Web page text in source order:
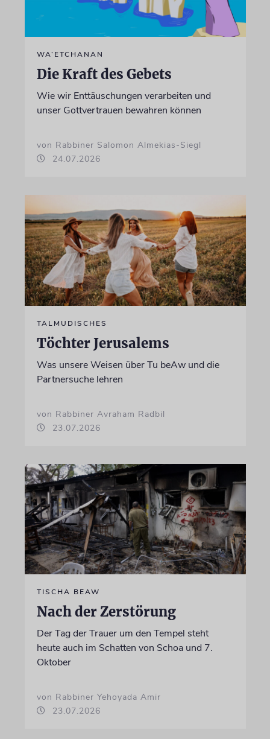
WA’ETCHANAN
Die Kraft des Gebets
Wie wir Enttäuschungen verarbeiten und
unser Gottvertrauen bewahren können
von Rabbiner Salomon Almekias-Siegl
24.07.2026
TALMUDISCHES
Töchter Jerusalems
Was unsere Weisen über Tu beAw und die
Partnersuche lehren
von Rabbiner Avraham Radbil
23.07.2026
TISCHA BEAW
Nach der Zerstörung
Der Tag der Trauer um den Tempel steht
heute auch im Schatten von Schoa und 7.
Oktober
von Rabbiner Yehoyada Amir
23.07.2026